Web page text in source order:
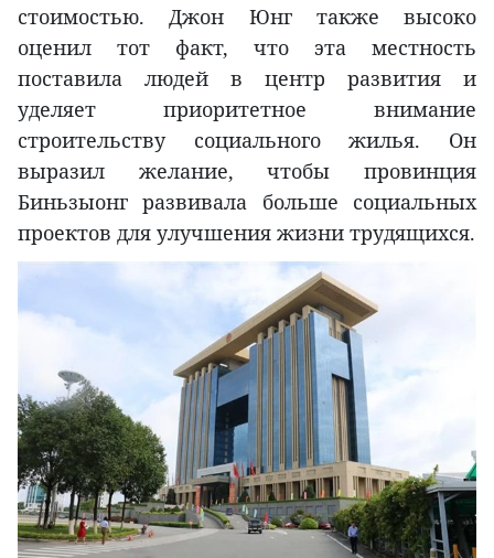
стоимостью. Джон Юнг также высоко
оценил тот факт, что эта местность
поставила людей в центр развития и
уделяет приоритетное внимание
строительству социального жилья. Он
выразил желание, чтобы провинция
Биньзыонг развивала больше социальных
проектов для улучшения жизни трудящихся.